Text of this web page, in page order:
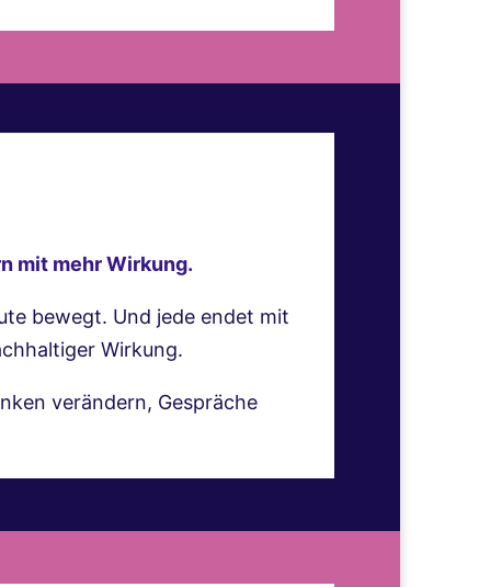
mit mehr Wirkung.
bewegt. Und jede endet mit
Wirkung.
verändern, Gespräche